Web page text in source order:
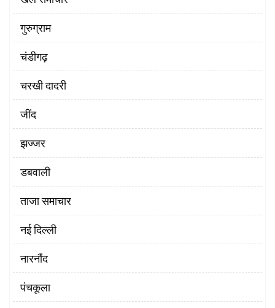
गुरुग्राम
चंडीगढ़
चरखी दादरी
‌जींद
झज्जर
डबवाली
ताजा समाचार
नई दिल्ली
नारनौंद
पंचकूला